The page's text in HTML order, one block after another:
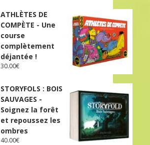
ATHLÈTES DE
COMPÈTE - Une
course
complètement
déjantée !
30.00€
STORYFOLS : BOIS
SAUVAGES -
Soignez la forêt
et repoussez les
ombres
40.00€